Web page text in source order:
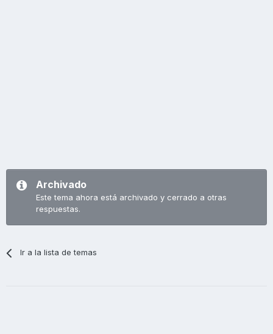
Archivado
Este tema ahora está archivado y cerrado a otras
respuestas.
Ir a la lista de temas